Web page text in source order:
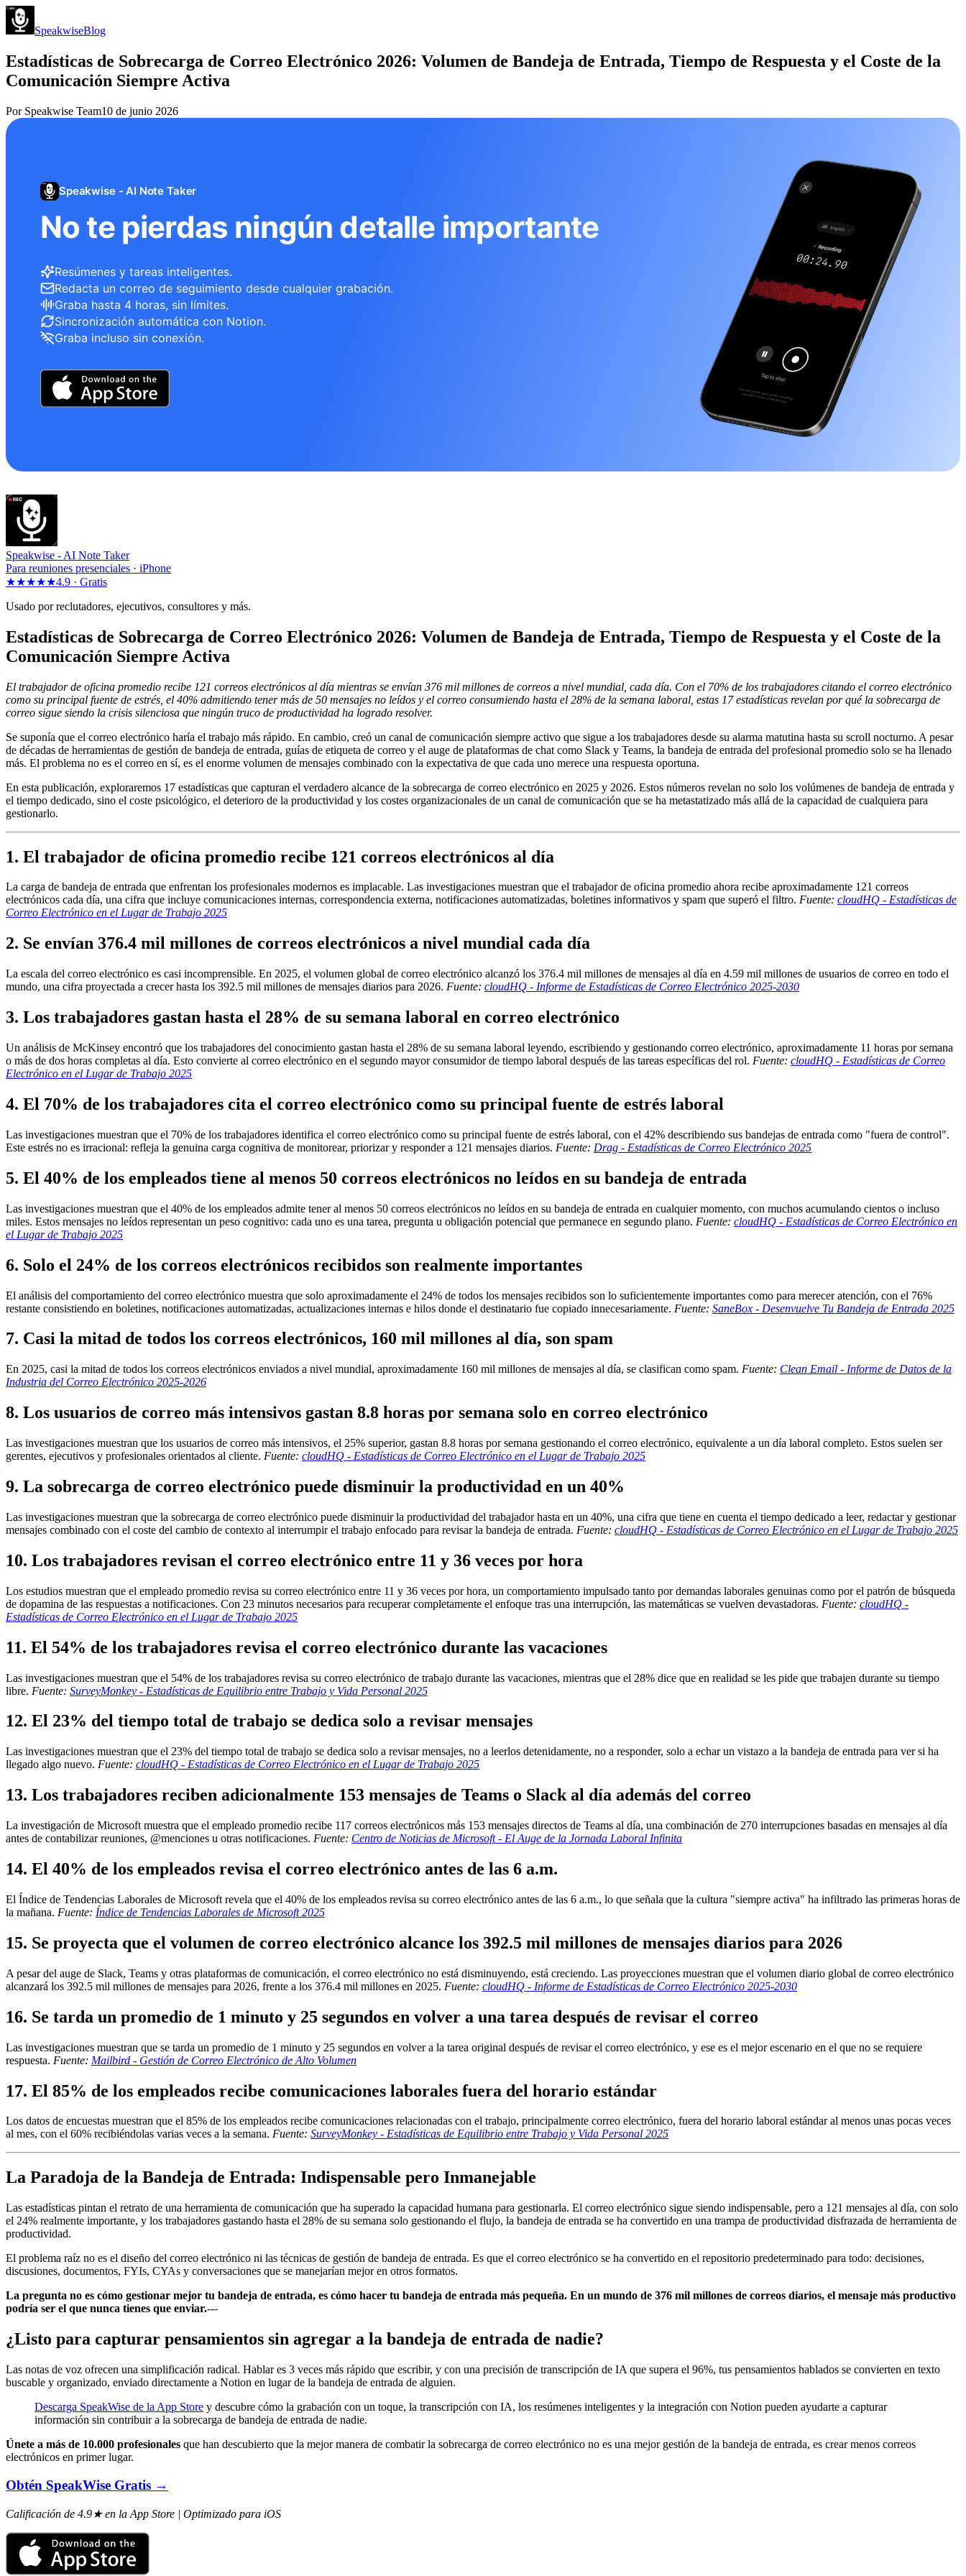
SpeakwiseBlog
Estadísticas de Sobrecarga de Correo Electrónico 2026: Volumen de Bandeja de Entrada, Tiempo de Respuesta y el Coste de la
Comunicación Siempre Activa
Por Speakwise Team10 de junio 2026
Speakwise - AI Note Taker
No te pierdas ningún detalle importante
Resúmenes y tareas inteligentes.
Redacta un correo de seguimiento desde cualquier grabación.
Graba hasta 4 horas, sin límites.
Sincronización automática con Notion.
Graba incluso sin conexión.
Speakwise - AI Note Taker
Para reuniones presenciales · iPhone
★★★★★4.9 · Gratis
Usado por reclutadores, ejecutivos, consultores y más.
Estadísticas de Sobrecarga de Correo Electrónico 2026: Volumen de Bandeja de Entrada, Tiempo de Respuesta y el Coste de la
Comunicación Siempre Activa
El trabajador de oficina promedio recibe 121 correos electrónicos al día mientras se envían 376 mil millones de correos a nivel mundial, cada día. Con el 70% de los trabajadores citando el correo electrónico
como su principal fuente de estrés, el 40% admitiendo tener más de 50 mensajes no leídos y el correo consumiendo hasta el 28% de la semana laboral, estas 17 estadísticas revelan por qué la sobrecarga de
correo sigue siendo la crisis silenciosa que ningún truco de productividad ha logrado resolver.
Se suponía que el correo electrónico haría el trabajo más rápido. En cambio, creó un canal de comunicación siempre activo que sigue a los trabajadores desde su alarma matutina hasta su scroll nocturno. A pesar
de décadas de herramientas de gestión de bandeja de entrada, guías de etiqueta de correo y el auge de plataformas de chat como Slack y Teams, la bandeja de entrada del profesional promedio solo se ha llenado
más. El problema no es el correo en sí, es el enorme volumen de mensajes combinado con la expectativa de que cada uno merece una respuesta oportuna.
En esta publicación, exploraremos 17 estadísticas que capturan el verdadero alcance de la sobrecarga de correo electrónico en 2025 y 2026. Estos números revelan no solo los volúmenes de bandeja de entrada y
el tiempo dedicado, sino el coste psicológico, el deterioro de la productividad y los costes organizacionales de un canal de comunicación que se ha metastatizado más allá de la capacidad de cualquiera para
gestionarlo.
1. El trabajador de oficina promedio recibe 121 correos electrónicos al día
La carga de bandeja de entrada que enfrentan los profesionales modernos es implacable. Las investigaciones muestran que el trabajador de oficina promedio ahora recibe aproximadamente 121 correos
electrónicos cada día, una cifra que incluye comunicaciones internas, correspondencia externa, notificaciones automatizadas, boletines informativos y spam que superó el filtro. Fuente: cloudHQ - Estadísticas de
Correo Electrónico en el Lugar de Trabajo 2025
2. Se envían 376.4 mil millones de correos electrónicos a nivel mundial cada día
La escala del correo electrónico es casi incomprensible. En 2025, el volumen global de correo electrónico alcanzó los 376.4 mil millones de mensajes al día en 4.59 mil millones de usuarios de correo en todo el
mundo, una cifra proyectada a crecer hasta los 392.5 mil millones de mensajes diarios para 2026. Fuente: cloudHQ - Informe de Estadísticas de Correo Electrónico 2025-2030
3. Los trabajadores gastan hasta el 28% de su semana laboral en correo electrónico
Un análisis de McKinsey encontró que los trabajadores del conocimiento gastan hasta el 28% de su semana laboral leyendo, escribiendo y gestionando correo electrónico, aproximadamente 11 horas por semana
o más de dos horas completas al día. Esto convierte al correo electrónico en el segundo mayor consumidor de tiempo laboral después de las tareas específicas del rol. Fuente: cloudHQ - Estadísticas de Correo
Electrónico en el Lugar de Trabajo 2025
4. El 70% de los trabajadores cita el correo electrónico como su principal fuente de estrés laboral
Las investigaciones muestran que el 70% de los trabajadores identifica el correo electrónico como su principal fuente de estrés laboral, con el 42% describiendo sus bandejas de entrada como "fuera de control".
Este estrés no es irracional: refleja la genuina carga cognitiva de monitorear, priorizar y responder a 121 mensajes diarios. Fuente: Drag - Estadísticas de Correo Electrónico 2025
5. El 40% de los empleados tiene al menos 50 correos electrónicos no leídos en su bandeja de entrada
Las investigaciones muestran que el 40% de los empleados admite tener al menos 50 correos electrónicos no leídos en su bandeja de entrada en cualquier momento, con muchos acumulando cientos o incluso
miles. Estos mensajes no leídos representan un peso cognitivo: cada uno es una tarea, pregunta u obligación potencial que permanece en segundo plano. Fuente: cloudHQ - Estadísticas de Correo Electrónico en
el Lugar de Trabajo 2025
6. Solo el 24% de los correos electrónicos recibidos son realmente importantes
El análisis del comportamiento del correo electrónico muestra que solo aproximadamente el 24% de todos los mensajes recibidos son lo suficientemente importantes como para merecer atención, con el 76%
restante consistiendo en boletines, notificaciones automatizadas, actualizaciones internas e hilos donde el destinatario fue copiado innecesariamente. Fuente: SaneBox - Desenvuelve Tu Bandeja de Entrada 2025
7. Casi la mitad de todos los correos electrónicos, 160 mil millones al día, son spam
En 2025, casi la mitad de todos los correos electrónicos enviados a nivel mundial, aproximadamente 160 mil millones de mensajes al día, se clasifican como spam. Fuente: Clean Email - Informe de Datos de la
Industria del Correo Electrónico 2025-2026
8. Los usuarios de correo más intensivos gastan 8.8 horas por semana solo en correo electrónico
Las investigaciones muestran que los usuarios de correo más intensivos, el 25% superior, gastan 8.8 horas por semana gestionando el correo electrónico, equivalente a un día laboral completo. Estos suelen ser
gerentes, ejecutivos y profesionales orientados al cliente. Fuente: cloudHQ - Estadísticas de Correo Electrónico en el Lugar de Trabajo 2025
9. La sobrecarga de correo electrónico puede disminuir la productividad en un 40%
Las investigaciones muestran que la sobrecarga de correo electrónico puede disminuir la productividad del trabajador hasta en un 40%, una cifra que tiene en cuenta el tiempo dedicado a leer, redactar y gestionar
mensajes combinado con el coste del cambio de contexto al interrumpir el trabajo enfocado para revisar la bandeja de entrada. Fuente: cloudHQ - Estadísticas de Correo Electrónico en el Lugar de Trabajo 2025
10. Los trabajadores revisan el correo electrónico entre 11 y 36 veces por hora
Los estudios muestran que el empleado promedio revisa su correo electrónico entre 11 y 36 veces por hora, un comportamiento impulsado tanto por demandas laborales genuinas como por el patrón de búsqueda
de dopamina de las respuestas a notificaciones. Con 23 minutos necesarios para recuperar completamente el enfoque tras una interrupción, las matemáticas se vuelven devastadoras. Fuente: cloudHQ -
Estadísticas de Correo Electrónico en el Lugar de Trabajo 2025
11. El 54% de los trabajadores revisa el correo electrónico durante las vacaciones
Las investigaciones muestran que el 54% de los trabajadores revisa su correo electrónico de trabajo durante las vacaciones, mientras que el 28% dice que en realidad se les pide que trabajen durante su tiempo
libre. Fuente: SurveyMonkey - Estadísticas de Equilibrio entre Trabajo y Vida Personal 2025
12. El 23% del tiempo total de trabajo se dedica solo a revisar mensajes
Las investigaciones muestran que el 23% del tiempo total de trabajo se dedica solo a revisar mensajes, no a leerlos detenidamente, no a responder, solo a echar un vistazo a la bandeja de entrada para ver si ha
llegado algo nuevo. Fuente: cloudHQ - Estadísticas de Correo Electrónico en el Lugar de Trabajo 2025
13. Los trabajadores reciben adicionalmente 153 mensajes de Teams o Slack al día además del correo
La investigación de Microsoft muestra que el empleado promedio recibe 117 correos electrónicos más 153 mensajes directos de Teams al día, una combinación de 270 interrupciones basadas en mensajes al día
antes de contabilizar reuniones, @menciones u otras notificaciones. Fuente: Centro de Noticias de Microsoft - El Auge de la Jornada Laboral Infinita
14. El 40% de los empleados revisa el correo electrónico antes de las 6 a.m.
El Índice de Tendencias Laborales de Microsoft revela que el 40% de los empleados revisa su correo electrónico antes de las 6 a.m., lo que señala que la cultura "siempre activa" ha infiltrado las primeras horas de
la mañana. Fuente: Índice de Tendencias Laborales de Microsoft 2025
15. Se proyecta que el volumen de correo electrónico alcance los 392.5 mil millones de mensajes diarios para 2026
A pesar del auge de Slack, Teams y otras plataformas de comunicación, el correo electrónico no está disminuyendo, está creciendo. Las proyecciones muestran que el volumen diario global de correo electrónico
alcanzará los 392.5 mil millones de mensajes para 2026, frente a los 376.4 mil millones en 2025. Fuente: cloudHQ - Informe de Estadísticas de Correo Electrónico 2025-2030
16. Se tarda un promedio de 1 minuto y 25 segundos en volver a una tarea después de revisar el correo
Las investigaciones muestran que se tarda un promedio de 1 minuto y 25 segundos en volver a la tarea original después de revisar el correo electrónico, y ese es el mejor escenario en el que no se requiere
respuesta. Fuente: Mailbird - Gestión de Correo Electrónico de Alto Volumen
17. El 85% de los empleados recibe comunicaciones laborales fuera del horario estándar
Los datos de encuestas muestran que el 85% de los empleados recibe comunicaciones relacionadas con el trabajo, principalmente correo electrónico, fuera del horario laboral estándar al menos unas pocas veces
al mes, con el 60% recibiéndolas varias veces a la semana. Fuente: SurveyMonkey - Estadísticas de Equilibrio entre Trabajo y Vida Personal 2025
La Paradoja de la Bandeja de Entrada: Indispensable pero Inmanejable
Las estadísticas pintan el retrato de una herramienta de comunicación que ha superado la capacidad humana para gestionarla. El correo electrónico sigue siendo indispensable, pero a 121 mensajes al día, con solo
el 24% realmente importante, y los trabajadores gastando hasta el 28% de su semana solo gestionando el flujo, la bandeja de entrada se ha convertido en una trampa de productividad disfrazada de herramienta de
productividad.
El problema raíz no es el diseño del correo electrónico ni las técnicas de gestión de bandeja de entrada. Es que el correo electrónico se ha convertido en el repositorio predeterminado para todo: decisiones,
discusiones, documentos, FYIs, CYAs y conversaciones que se manejarían mejor en otros formatos.
La pregunta no es cómo gestionar mejor tu bandeja de entrada, es cómo hacer tu bandeja de entrada más pequeña. En un mundo de 376 mil millones de correos diarios, el mensaje más productivo
podría ser el que nunca tienes que enviar.---
¿Listo para capturar pensamientos sin agregar a la bandeja de entrada de nadie?
Las notas de voz ofrecen una simplificación radical. Hablar es 3 veces más rápido que escribir, y con una precisión de transcripción de IA que supera el 96%, tus pensamientos hablados se convierten en texto
buscable y organizado, enviado directamente a Notion en lugar de la bandeja de entrada de alguien.
Descarga SpeakWise de la App Store y descubre cómo la grabación con un toque, la transcripción con IA, los resúmenes inteligentes y la integración con Notion pueden ayudarte a capturar
información sin contribuir a la sobrecarga de bandeja de entrada de nadie.
Únete a más de 10.000 profesionales que han descubierto que la mejor manera de combatir la sobrecarga de correo electrónico no es una mejor gestión de la bandeja de entrada, es crear menos correos
electrónicos en primer lugar.
Obtén SpeakWise Gratis →
Calificación de 4.9★ en la App Store | Optimizado para iOS